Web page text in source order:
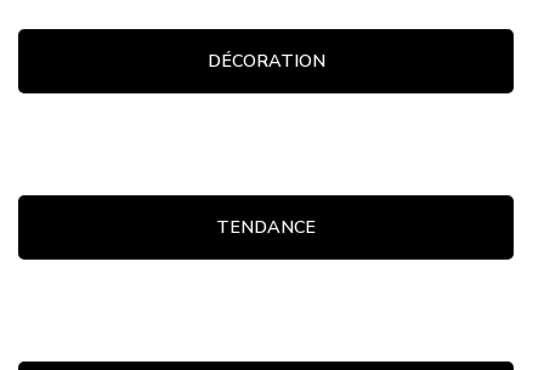
DÉCORATION
TENDANCE